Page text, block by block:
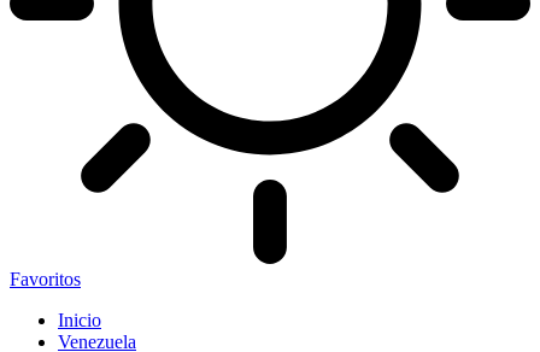
Favoritos
Inicio
Venezuela